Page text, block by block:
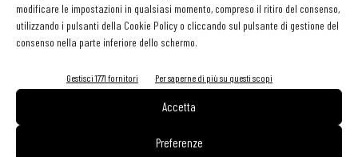
modificare le impostazioni in qualsiasi momento, compreso il ritiro del consenso,
utilizzando i pulsanti della Cookie Policy o cliccando sul pulsante di gestione del
consenso nella parte inferiore dello schermo.
Gestisci 1771 fornitori Per saperne di più su questi scopi
Accetta
Preferenze
20 minuti
Trascorso il tempo necessario, mettere l’impasto in una macchina da
pasta. Far passare una volta al livello più spesso
macchina al livello 2 e poi 3
Ripiegare ancora una volta l’impasto, questa volta per due volte, e farlo